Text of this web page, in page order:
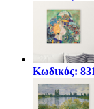
Κωδικός: